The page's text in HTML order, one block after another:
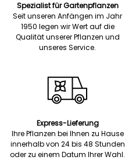
Spezialist für Gartenpflanzen
Seit unseren Anfängen im Jahr
1950 legen wir Wert auf die
Qualität unserer Pflanzen und
unseres Service.
Express-Lieferung
Ihre Pflanzen bei Ihnen zu Hause
innerhalb von 24 bis 48 Stunden
oder zu einem Datum Ihrer Wahl.